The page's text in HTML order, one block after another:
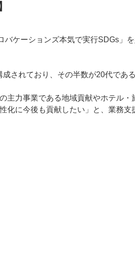
ケーションズ本気で実行SDGs」
されており、その半数が20代であ
主力事業である地域貢献やホテル
に今後も貢献したい」と、業務